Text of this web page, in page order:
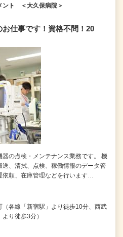
ント ＜大久保病院＞
仕事です！資格不問！20
器の点検・メンテナンス業務です。 機
送、清拭、点検、稼働情報のデータ管
頼、在庫管理などを行います…
（各線「新宿駅」より徒歩10分、西武
り徒歩3分）